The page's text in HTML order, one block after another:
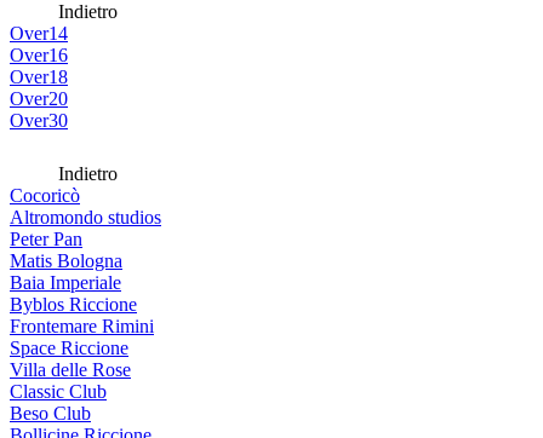
Indietro
Over14
Over16
Over18
Over20
Over30
Indietro
Cocoricò
Altromondo studios
Peter Pan
Matis Bologna
Baia Imperiale
Byblos Riccione
Frontemare Rimini
Space Riccione
Villa delle Rose
Classic Club
Beso Club